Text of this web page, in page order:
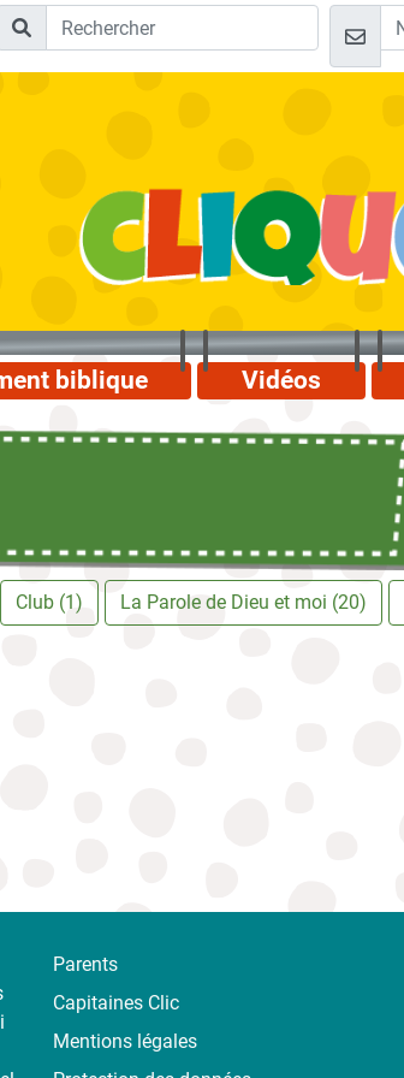
biblique Vidéos
Club (1) La Parole de Dieu et moi (20)
Parents
Capitaines Clic
Mentions légales